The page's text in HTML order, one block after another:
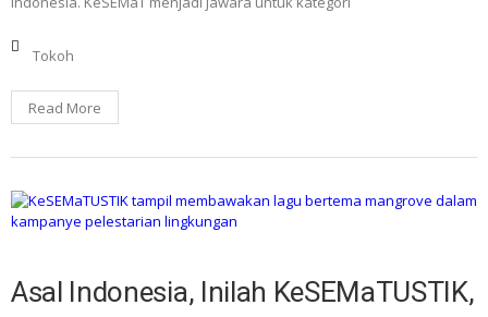
Tokoh
Read More
Asal Indonesia, Inilah KeSEMaTUSTIK,